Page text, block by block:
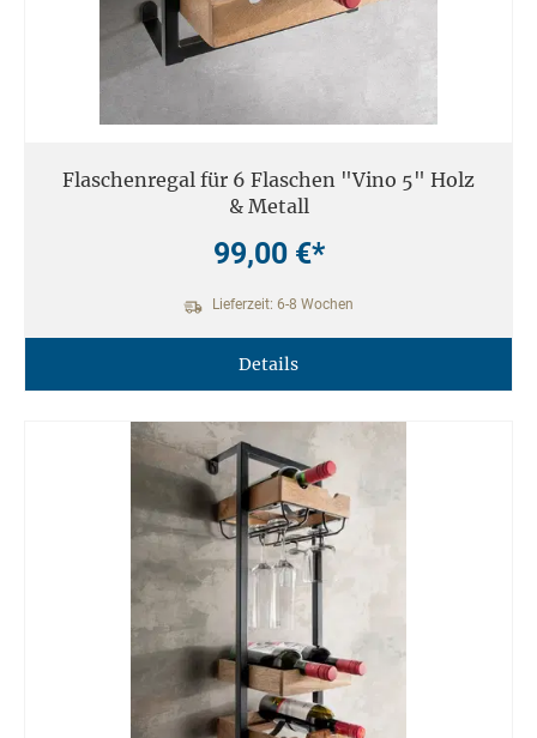
Flaschenregal für 6 Flaschen "Vino 5" Holz
& Metall
99,00 €*
Lieferzeit: 6-8 Wochen
Details